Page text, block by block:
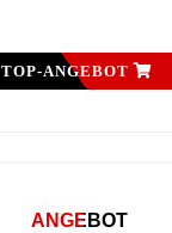
TOP-ANGEBOT
ANGEBOT